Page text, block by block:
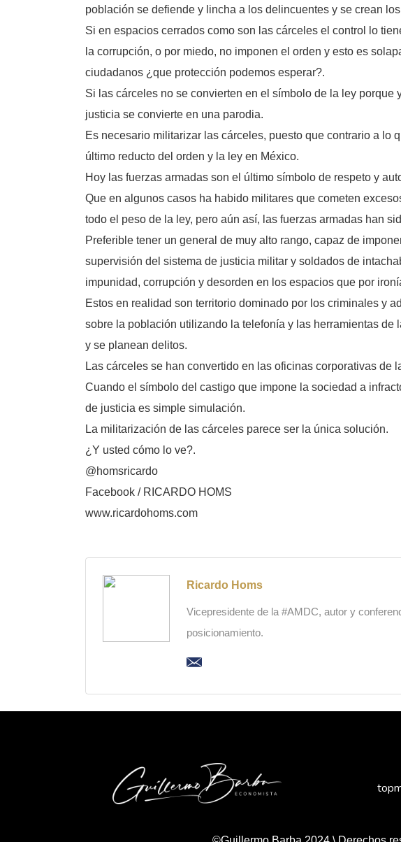
población se defiende y lincha a los delincuentes y se crean
Si en espacios cerrados como son las cárceles el control lo
la corrupción, o por miedo, no imponen el orden y esto es
ciudadanos ¿que protección podemos esperar?.
Si las cárceles no se convierten en el símbolo de la ley
justicia se convierte en una parodia.
Es necesario militarizar las cárceles, puesto que contrario a
último reducto del orden y la ley en México.
Hoy las fuerzas armadas son el último símbolo de respeto y
Que en algunos casos ha habido militares que cometen
todo el peso de la ley, pero aún así, las fuerzas armadas han
Preferible tener un general de muy alto rango, capaz de
supervisión del sistema de justicia militar y soldados de
impunidad, corrupción y desorden en los espacios que por
Estos en realidad son territorio dominado por los criminales y
sobre la población utilizando la telefonía y las herramientas
y se planean delitos.
Las cárceles se han convertido en las oficinas corporativas
Cuando el símbolo del castigo que impone la sociedad a
de justicia es simple simulación.
La militarización de las cárceles parece ser la única solución.
¿Y usted cómo lo ve?.
@homsricardo
Facebook / RICARDO HOMS
www.ricardohoms.com
Ricardo Homs
Vicepresidente de la #AMDC, autor y
posicionamiento.